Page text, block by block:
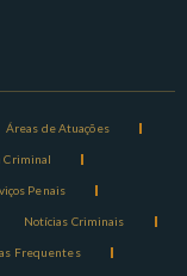
Áreas de Atuações
Criminal
Penais
Notícias Criminais
Frequentes